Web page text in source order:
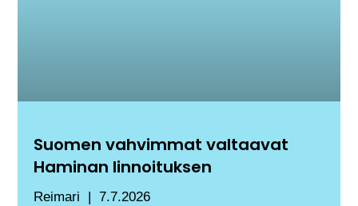
Suomen vahvimmat valtaavat
Haminan linnoituksen
Reimari 7.7.2026